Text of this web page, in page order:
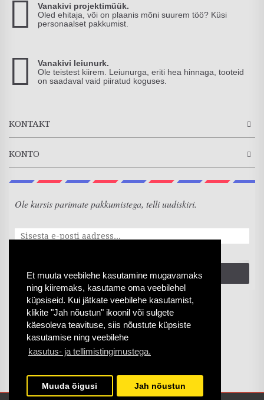
Et muuta veebilehe kasutamine mugavamaks
ning kiiremaks, kasutame oma veebilehel
küpsiseid. Kui jätkate veebilehe kasutamist,
klikite "Jah nõustun" ikoonil või sulgete
käesoleva teavituse, siis nõustute küpsiste
kasutamise ning veebilehe
kasutus- ja tellimistingimustega.
Muuda õigusi Jah nõustun
Vanakivi projektimüük.
Oled ehitaja, või on plaanis mõni suurem töö? Küsi
personaalset pakkumist.
Vanakivi leiunurk.
Ole teistest kiirem. Leiunurga, eriti hea hinnaga, tooteid
on saadaval vaid piiratud koguses.
KONTAKT
KONTO
Ole kursis parimate pakkumistega, telli uudiskiri.
SAADA